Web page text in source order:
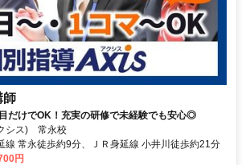
師
だけでOK！充実の研修で未経験でも安心◎
シス) 常永校
線 常永徒歩約9分、ＪＲ身延線 小井川徒歩約21分
円